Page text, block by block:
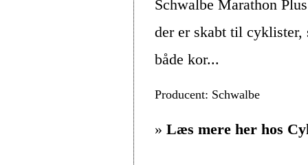
Schwalbe Marathon
der er skabt til cyklister,
både kor...
Producent: Schwalbe
» Læs mere her hos